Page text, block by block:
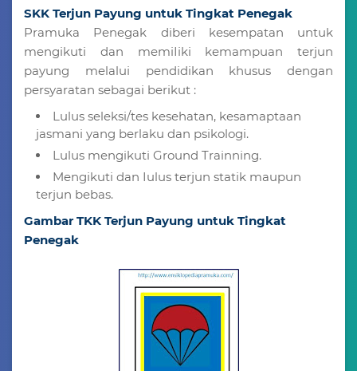
SKK Terjun Payung untuk Tingkat Penegak
Pramuka Penegak diberi kesempatan untuk
mengikuti dan memiIiki kemampuan terjun
payung melalui pendidikan khusus dengan
persyaratan sebagai berikut :
Lulus seleksi/tes kesehatan, kesamaptaan
jasmani yang berlaku dan psikologi.
Lulus mengikuti Ground Trainning.
Mengikuti dan Iulus terjun statik maupun
terjun bebas.
Gambar TKK Terjun Payung untuk Tingkat
Penegak